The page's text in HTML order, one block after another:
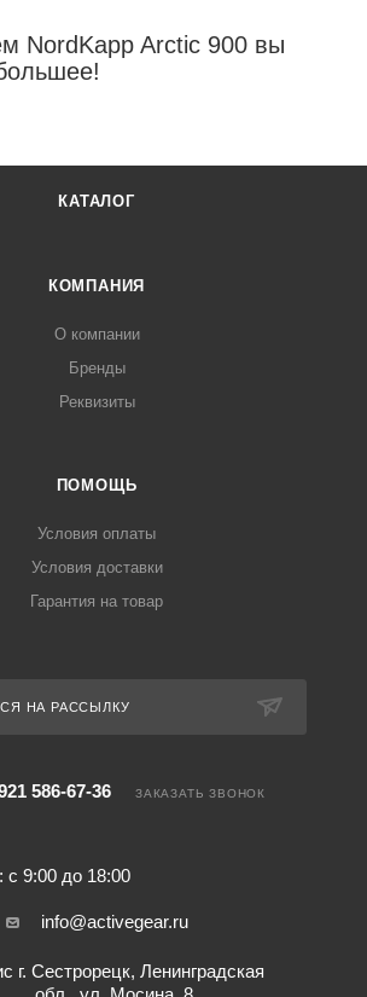
NordKapp Arctic 900 вы
КАТАЛОГ
КОМПАНИЯ
О компании
Бренды
Реквизиты
ПОМОЩЬ
Условия оплаты
Условия доставки
Гарантия на товар
НА РАССЫЛКУ
586-67-36
с 9:00 до 18:00
ЗАКАЗАТЬ ЗВОНОК
info@activegear.ru
г. Сестрорецк, Ленинградская